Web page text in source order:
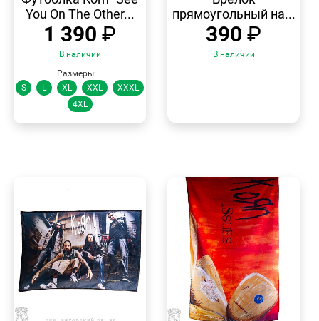
You On The Other...
1 390 ₽
В наличии
Размеры:
S
L XL XXL
XXXL
4XL
прямоугольный на...
390 ₽
В наличии